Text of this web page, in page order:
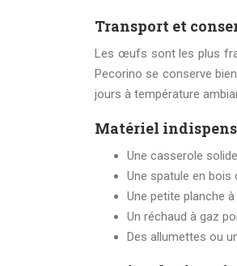
Transport et
Les œufs sont les plus
Pecorino se conserve
jours à température
Matériel
Une casserole
Une spatule en bois
Une petite planche
Un réchaud à gaz
Des allumettes ou